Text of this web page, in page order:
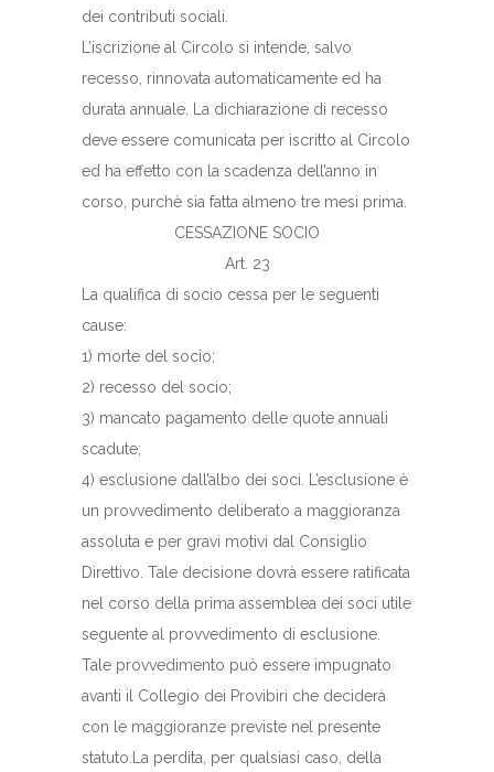
dei contributi sociali.
L’iscrizione al Circolo si intende, salvo
recesso, rinnovata automaticamente ed ha
durata annuale. La dichiarazione di recesso
deve essere comunicata per iscritto al Circolo
ed ha effetto con la scadenza dell’anno in
corso, purchè sia fatta almeno tre mesi prima.
CESSAZIONE SOCIO
Art. 23
La qualifica di socio cessa per le seguenti
cause:
1) morte del socio;
2) recesso del socio;
3) mancato pagamento delle quote annuali
scadute;
4) esclusione dall’albo dei soci. L’esclusione è
un provvedimento deliberato a maggioranza
assoluta e per gravi motivi dal Consiglio
Direttivo. Tale decisione dovrà essere ratificata
nel corso della prima assemblea dei soci utile
seguente al provvedimento di esclusione.
Tale provvedimento può essere impugnato
avanti il Collegio dei Provibiri che deciderà
con le maggioranze previste nel presente
statuto.La perdita, per qualsiasi caso, della